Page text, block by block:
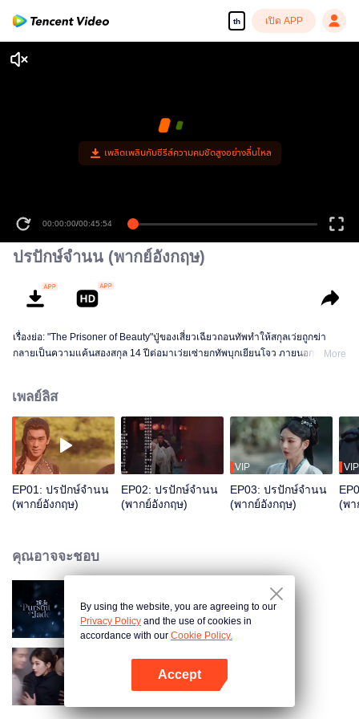
th เปิด APP
เพลิดเพลินกับซีรีส์ความคมชัดสูงอย่างลื่นไหล
00:00:00/00:45:54
ปรปักษ์จำนน (พากย์อังกฤษ)
เรื่องย่อ: "The Prisoner of Beauty"ปู่ของเสี่ยวเฉียวถอนทัพทำให้สกุลเว่ยถูกฆ่า
กลายเป็นความแค้นสองสกุล 14 ปีต่อมาเว่ยเซ่ายกทัพบุกเยียนโจว ภายนอกเพื่อแก้
More
เพลย์ลิส
EP01: ปรปักษ์จำนน
(พากย์อังกฤษ)
EP02: ปรปักษ์จำนน
(พากย์อังกฤษ)
VIP
EP03: ปรปักษ์จำนน
(พากย์อังกฤษ)
VIP
(พา
คุณอาจจะชอบ
ล่าหยก (พากย์อังกฤษ)
เกมรักในเงาลวง (พากย์อังกฤษ)
By using the website, you are agreeing to our
Privacy Policy and the use of cookies in
accordance with our Cookie Policy.
Accept